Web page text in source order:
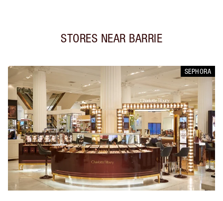
STORES NEAR BARRIE
SEPHORA